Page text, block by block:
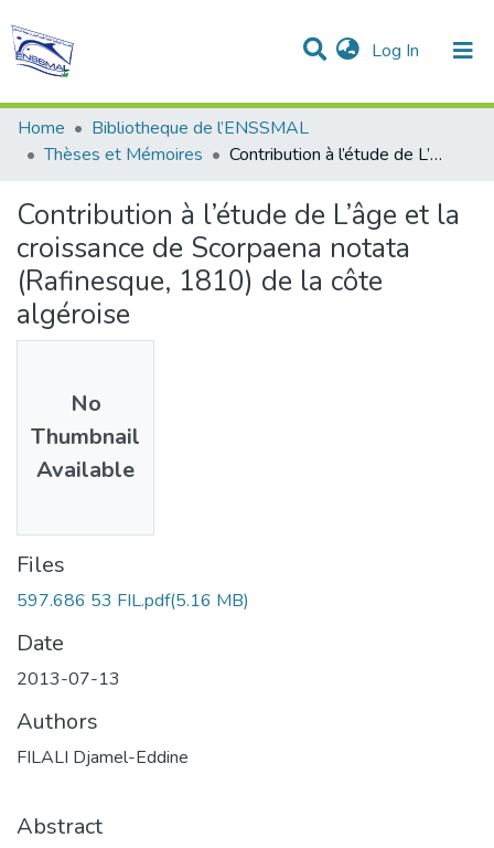
Log In (current)
Communities & Collections
Statistics
All of DSpace
Home
Bibliotheque de l’ENSSMAL
Thèses et Mémoires
Contribution à l’étude de L’âge et la croissance de Scorpaena notata (Rafinesque, 1810) de la côte algéroise
Contribution à l’étude de L’âge et la
croissance de Scorpaena notata
(Rafinesque, 1810) de la côte
algéroise
No
Thumbnail
Available
Files
597.686 53 FIL.pdf(5.16 MB)
Date
2013-07-13
Authors
FILALI Djamel-Eddine
Abstract